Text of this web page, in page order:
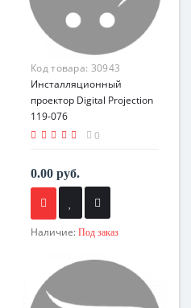
Код товара: 30943
Инсталляционный
проектор Digital Projection
119-076
0
0.00 руб.
Наличие: Под заказ